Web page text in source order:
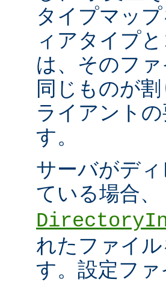
タイプマッ
ィアタイプ
は、そのフ
同じものが
ライアント
す。
サーバがデ
ている場合、
れたファイ
す。設定ファ